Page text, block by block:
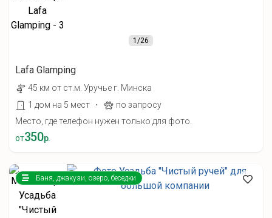
1/26
Lafa Glamping
45 км от ст.м. Уручье г. Минска
1 дом на 5 мест
·
по запросу
Место, где телефон нужен только для фото.
от350р.
Баня, джакузи, озеро, беседки